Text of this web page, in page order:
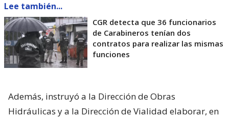
Lee también...
CGR detecta que 36 funcionarios
de Carabineros tenían dos
contratos para realizar las mismas
funciones
Además, instruyó a la Dirección de Obras
Hidráulicas y a la Dirección de Vialidad elaborar, en